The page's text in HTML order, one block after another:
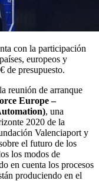
con la participación
europeos y
de presupuesto.
reunión de arranque
Europe –
, una
2020 de la
Valenciaport y
el futuro de los
los modos de
en cuenta los procesos
produciendo en el